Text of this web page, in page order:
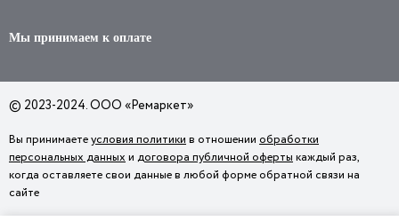
Мы принимаем к оплате
© 2023-2024. ООО «Ремаркет»
Вы принимаетеусловия политикив отношении обработки
персональных данныхи договора публичной офертыкаждый раз,
когда оставляете свои данные в любой форме обратной связи на
сайте